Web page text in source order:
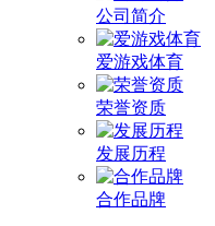
公司简介
爱游戏体育
荣誉资质
发展历程
合作品牌